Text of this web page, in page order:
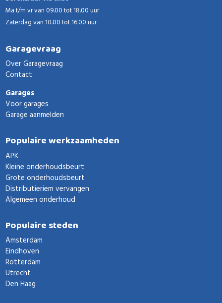
Ma t/m vr van 09.00 tot 18.00 uur
Zaterdag van 10.00 tot 16.00 uur
Garagevraag
Over Garagevraag
Contact
Garages
Voor garages
Garage aanmelden
Populaire werkzaamheden
APK
Kleine onderhoudsbeurt
Grote onderhoudsbeurt
Distributieriem vervangen
Algemeen onderhoud
Populaire steden
Amsterdam
Eindhoven
Rotterdam
Utrecht
Den Haag